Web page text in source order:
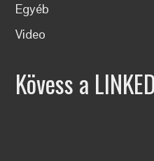
Egyéb
Video
Kövess a